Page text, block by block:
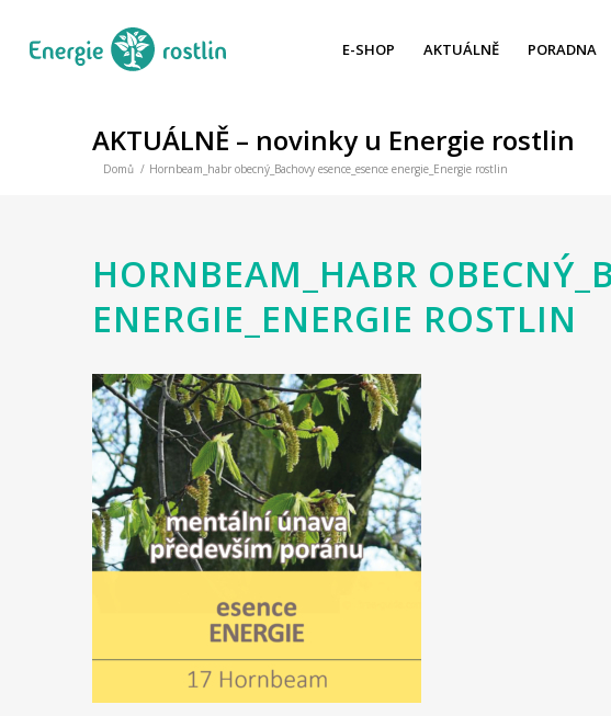
E-SHOP AKTUÁLNĚ PORADNA
AKTUÁLNĚ – novinky u Energie rostlin
Domů / Hornbeam_habr obecný_Bachovy esence_esence energie_Energie rostlin
HORNBEAM_HABR
ENERGIE_ENERGIE ROSTLIN